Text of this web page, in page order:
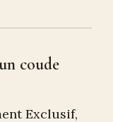
coude
Exclusif,